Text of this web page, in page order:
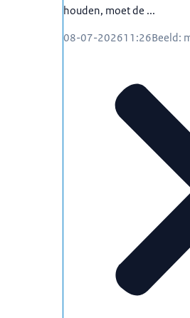
houden, moet de ...
08-07-202611:26Beeld: